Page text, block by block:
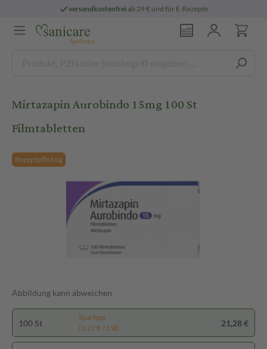
versandkostenfreiab 29 € und für E-Rezepte
Mirtazapin Aurobindo 15mg 100 St
Filmtabletten
Rezeptpflichtig
Abbildung kann abweichen
100 St
Spartipp
(0,21 € / 1 St)
21,28 €